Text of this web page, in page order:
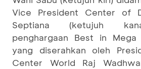
Vice President Center of
Septiana (ketujuh
penghargaan Best in
yang diserahkan oleh
Center World Raj